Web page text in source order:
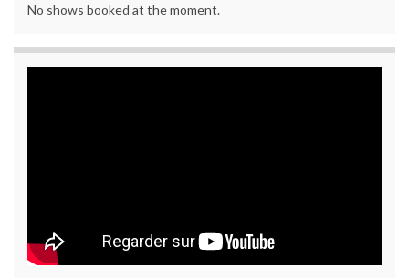
No shows booked at the moment.